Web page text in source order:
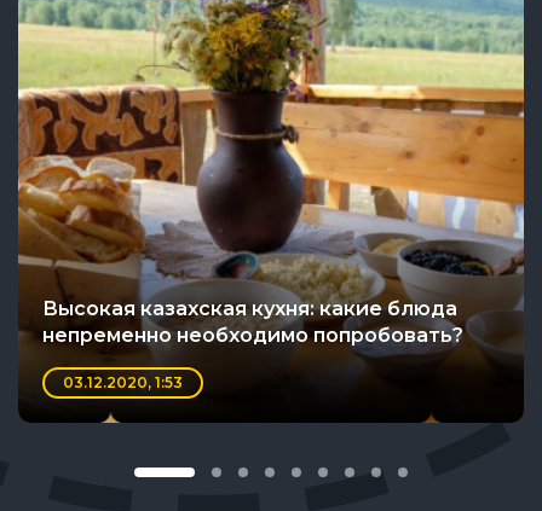
Высокая казахская кухня: какие блюда
непременно необходимо попробовать?
03.12.2020, 1:53